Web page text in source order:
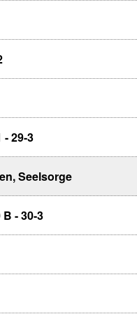
- 29-3
Seelsorge
B - 30-3